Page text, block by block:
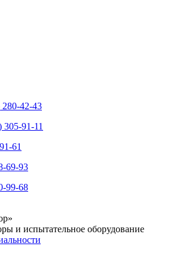
42-43
305-91-11
61
69-93
99-68
и испытательное оборудование